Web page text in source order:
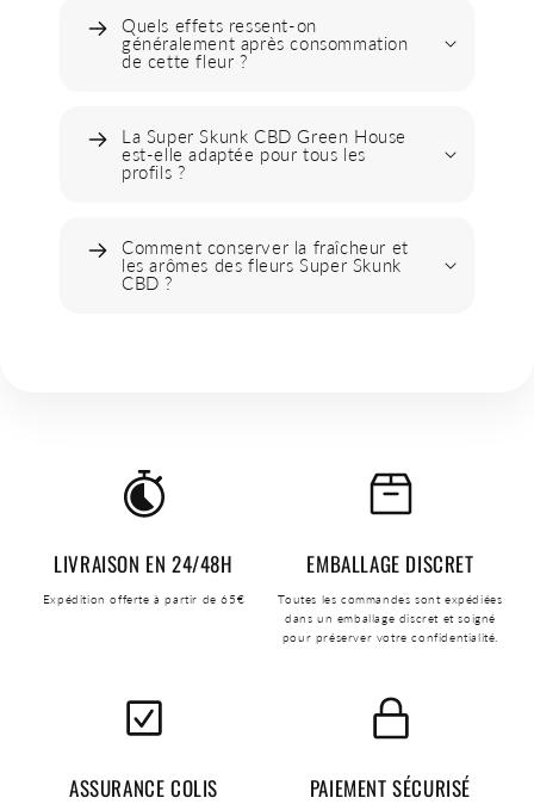
Quels effets ressent-on
généralement après consommation
de cette fleur ?
La Super Skunk CBD Green House
est-elle adaptée pour tous les
profils ?
Comment conserver la fraîcheur et
les arômes des fleurs Super Skunk
CBD ?
LIVRAISON EN 24/48H
Expédition offerte à partir de 65€
EMBALLAGE DISCRET
Toutes les commandes sont expédiées
dans un emballage discret et soigné
pour préserver votre confidentialité.
ASSURANCE COLIS PAIEMENT SÉCURISÉ